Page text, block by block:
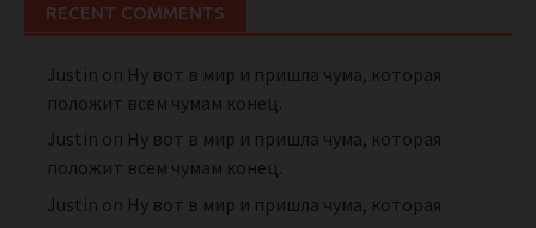
RECENT COMMENTS
Justin on Ну вот в мир и пришла чума, которая
положит всем чумам конец.
Justin on Ну вот в мир и пришла чума, которая
положит всем чумам конец.
Justin on Ну вот в мир и пришла чума, которая